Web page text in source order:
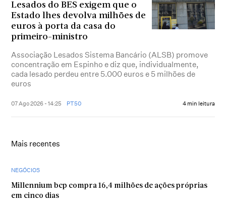
Lesados do BES exigem que o
Estado lhes devolva milhões de
euros à porta da casa do
primeiro-ministro
Associação Lesados Sistema Bancário (ALSB) promove
concentração em Espinho e diz que, individualmente,
cada lesado perdeu entre 5.000 euros e 5 milhões de
euros
07 Ago 2026 - 14:25 PT50 4 min leitura
Mais recentes
NEGÓCIOS
Millennium bcp compra 16,4 milhões de ações próprias
em cinco dias